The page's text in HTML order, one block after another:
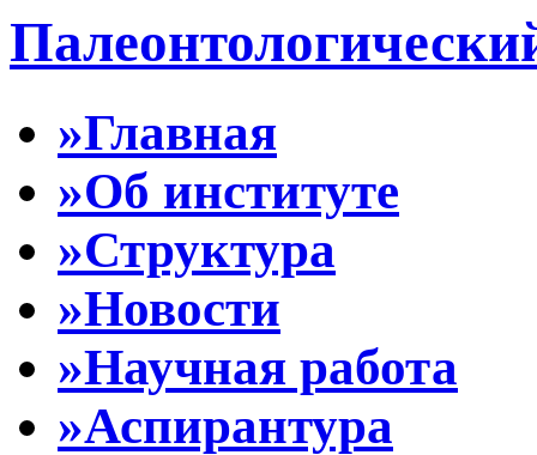
»Главная
»Об институте
»Структура
»Новости
»Научная работа
»Аспирантура